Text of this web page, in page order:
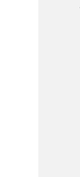
<div
<div
<div
</